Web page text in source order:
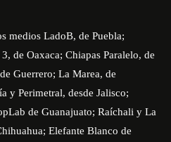
medios LadoB, de Puebla;
3, de Oaxaca; Chiapas Paralelo, de
Guerrero; La Marea, de
y Perimetral, desde Jalisco;
de Guanajuato; Raíchali y La
Elefante Blanco de